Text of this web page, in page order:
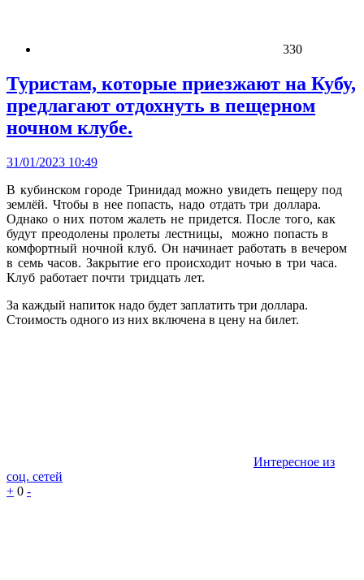
330
Туристам, которые приезжают на Кубу,
предлагают отдохнуть в пещерном
ночном клубе.
31/01/2023 10:49
В кубинском городе Тринидад можно увидеть пещеру под
землёй. Чтобы в нее попасть, надо отдать три доллара.
Однако о них потом жалеть не придется. После того, как
будут преодолены пролеты лестницы, можно попасть в
комфортный ночной клуб. Он начинает работать в вечером
в семь часов. Закрытие его происходит ночью в три часа.
Клуб работает почти тридцать лет.
За каждый напиток надо будет заплатить три доллара.
Стоимость одного из них включена в цену на билет.
Интересное из
соц. сетей
+ 0 -